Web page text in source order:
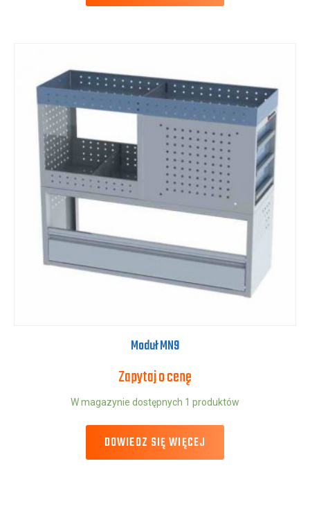
Moduł MN9
Zapytaj o cenę
W magazynie dostępnych 1 produktów
DOWIEDZ SIĘ WIĘCEJ